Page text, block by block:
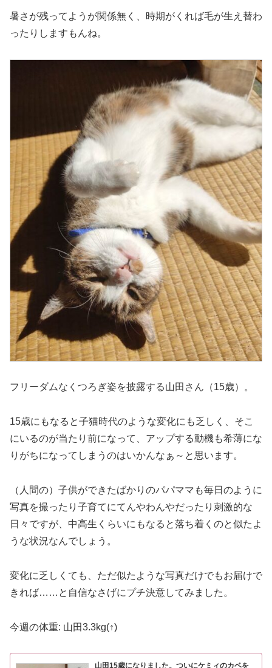
暑さが残ってようが関係無く、時期がくれば毛が生え替わ
ったりしますもんね。
フリーダムなくつろぎ姿を披露する山田さん（15歳）。
15歳にもなると子猫時代のような変化にも乏しく、そこ
にいるのが当たり前になって、アップする動機も希薄にな
りがちになってしまうのはいかんなぁ～と思います。
（人間の）子供ができたばかりのパパママも毎日のように
写真を撮ったり子育てにてんやわんやだったり刺激的な
日々ですが、中高生くらいにもなると落ち着くのと似たよ
うな状況なんでしょう。
変化に乏しくても、ただ似たような写真だけでもお届けで
きれば……と自信なさげにプチ決意してみました。
今週の体重: 山田3.3kg(↑)
山田15歳になりました。ついにケミィのカベを